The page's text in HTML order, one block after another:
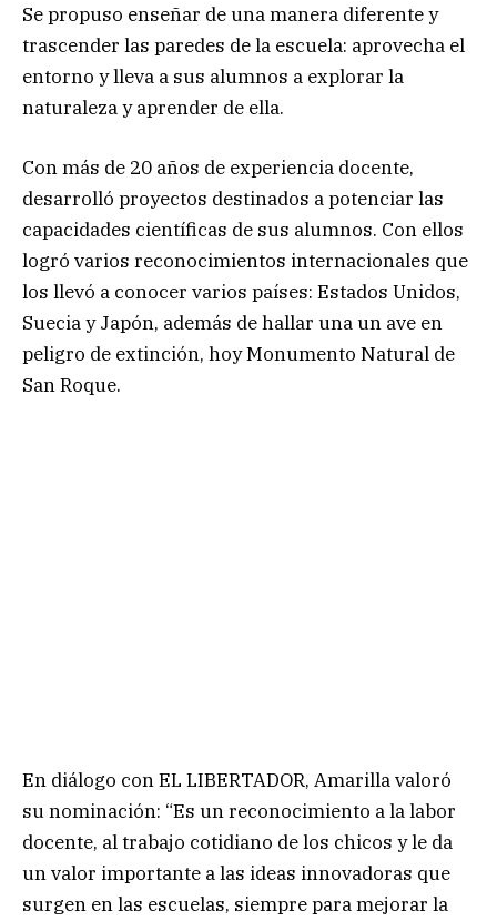
Se propuso enseñar de una manera diferente y
trascender las paredes de la escuela: aprovecha el
entorno y lleva a sus alumnos a explorar la
naturaleza y aprender de ella.
Con más de 20 años de experiencia docente,
desarrolló proyectos destinados a potenciar las
capacidades científicas de sus alumnos. Con ellos
logró varios reconocimientos internacionales que
los llevó a conocer varios países: Estados Unidos,
Suecia y Japón, además de hallar una un ave en
peligro de extinción, hoy Monumento Natural de
San Roque.
En diálogo con EL LIBERTADOR, Amarilla valoró
su nominación: “Es un reconocimiento a la labor
docente, al trabajo cotidiano de los chicos y le da
un valor importante a las ideas innovadoras que
surgen en las escuelas, siempre para mejorar la